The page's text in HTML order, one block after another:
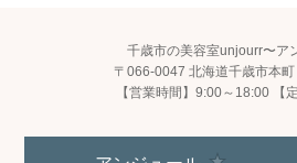
千歳市の美容室unjourr〜ア
〒066-0047 北海道千歳市本町
【営業時間】9:00～18:00 【